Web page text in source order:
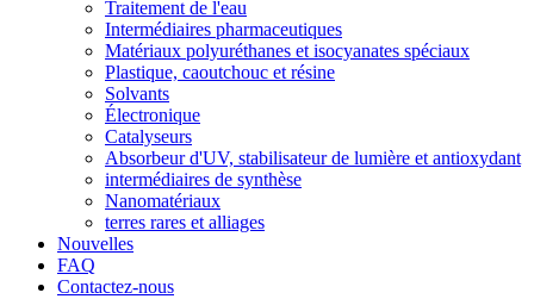
Traitement de l'eau
Intermédiaires pharmaceutiques
Matériaux polyuréthanes et isocyanates spéciaux
Plastique, caoutchouc et résine
Solvants
Électronique
Catalyseurs
Absorbeur d'UV, stabilisateur de lumière et antioxydant
intermédiaires de synthèse
Nanomatériaux
terres rares et alliages
Nouvelles
FAQ
Contactez-nous